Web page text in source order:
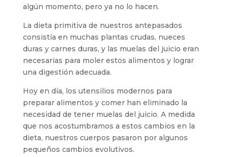
algún momento, pero ya no lo hacen.
La dieta primitiva de nuestros antepasados ​​
consistía en muchas plantas crudas, nueces
duras y carnes duras, y las muelas del juicio eran
necesarias para moler estos alimentos y lograr
una digestión adecuada.
Hoy en día, los utensilios modernos para
preparar alimentos y comer han eliminado la
necesidad de tener muelas del juicio. A medida
que nos acostumbramos a estos cambios en la
dieta, nuestros cuerpos pasaron por algunos
pequeños cambios evolutivos.